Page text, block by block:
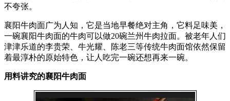
不夸张。
襄阳牛肉面广为人知，它是当地早餐绝对主角，它料足味美，
一碗襄阳牛肉面的牛肉可以做20碗兰州牛肉拉面。被老年人们
津津乐道的李贵荣、牛光耀、陈老三等传统牛肉面馆依然保留
着最淳朴的原始特色，让人吃完一碗还想再来一碗。
用料讲究的襄阳牛肉面